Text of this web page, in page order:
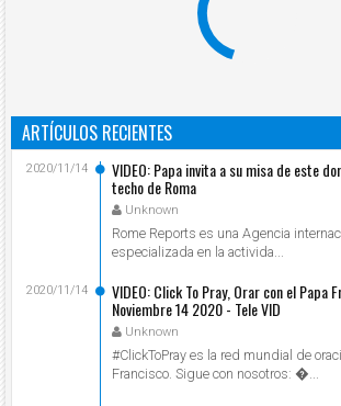
ARTÍCULOS RECIENTES
VIDEO: Papa invita a su misa de este
techo de Roma
Unknown
2020/11/14
Rome Reports es una Agencia
especializada en la activida...
VIDEO: Click To Pray, Orar con el Papa
Noviembre 14 2020 - Tele VID
Unknown
2020/11/14
#ClickToPray es la red mundial de
Francisco. Sigue con nosotros: ...